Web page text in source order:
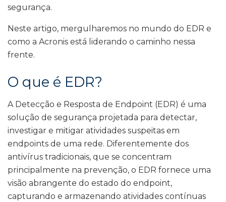
segurança.
Neste artigo, mergulharemos no mundo do EDR e
como a Acronis está liderando o caminho nessa
frente.
O que é EDR?
A Detecção e Resposta de Endpoint (EDR) é uma
solução de segurança projetada para detectar,
investigar e mitigar atividades suspeitas em
endpoints de uma rede. Diferentemente dos
antivírus tradicionais, que se concentram
principalmente na prevenção, o EDR fornece uma
visão abrangente do estado do endpoint,
capturando e armazenando atividades contínuas